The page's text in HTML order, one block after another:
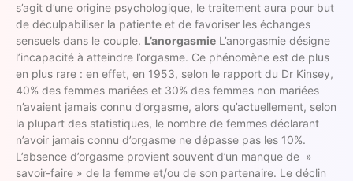
s’agit d’une origine psychologique, le traitement aura pour but
de déculpabiliser la patiente et de favoriser les échanges
sensuels dans le couple. L’anorgasmie L’anorgasmie désigne
l’incapacité à atteindre l’orgasme. Ce phénomène est de plus
en plus rare : en effet, en 1953, selon le rapport du Dr Kinsey,
40% des femmes mariées et 30% des femmes non mariées
n’avaient jamais connu d’orgasme, alors qu’actuellement, selon
la plupart des statistiques, le nombre de femmes déclarant
n’avoir jamais connu d’orgasme ne dépasse pas les 10%.
L’absence d’orgasme provient souvent d’un manque de »
savoir-faire » de la femme et/ou de son partenaire. Le déclin